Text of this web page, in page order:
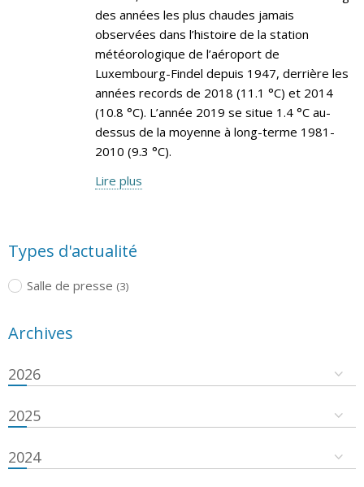
des années les plus chaudes jamais
observées dans l’histoire de la station
météorologique de l’aéroport de
Luxembourg-Findel depuis 1947, derrière les
années records de 2018 (11.1 °C) et 2014
(10.8 °C). L’année 2019 se situe 1.4 °C au-
dessus de la moyenne à long-terme 1981-
2010 (9.3 °C).
Lire plus
Types d'actualité
Salle de presse (3)
Archives
2026
2025
2024